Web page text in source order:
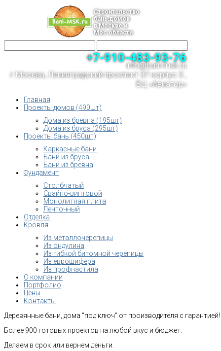
Строительство
бань,домов
в Москве и
Мос.области
+7-910-483-93-76
info@bani-msk.ru
г.Москва, Ленинградский проспект 37 корпус 3 ,
БЦ «Авиатор»
Главная
Проекты домов (490шт)
Дома из бревна (195шт)
Дома из бруса (295шт)
Проекты бань (450шт)
Каркасные бани
Бани из бруса
Бани из бревна
Фундамент
Столбчатый
Свайно-винтовой
Монолитная плита
Ленточный
Отделка
Кровля
Из металлочерепицы
Из ондулина
Из гибкой битомной черепицы
Из еврошифера
Из профнастила
О компании
Портфолио
Цены
Контакты
Деревянные бани, дома "под ключ" от производителя с гарантией!
Более 900 готовых проектов на любой вкус и бюджет.
Делаем в срок или вернем деньги.